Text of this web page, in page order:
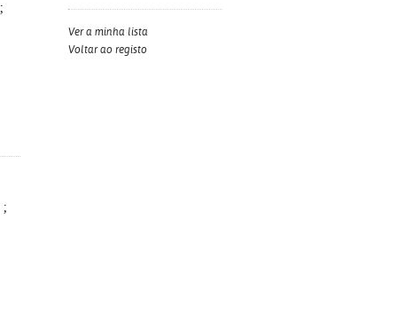
;
Ver a minha lista
Voltar ao registo